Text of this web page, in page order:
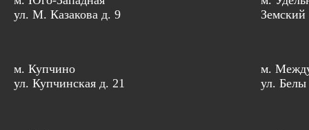
ул. М. Казакова д. 9
Земский
м. Купчино
ул. Купчинская д. 21
м.
ул.